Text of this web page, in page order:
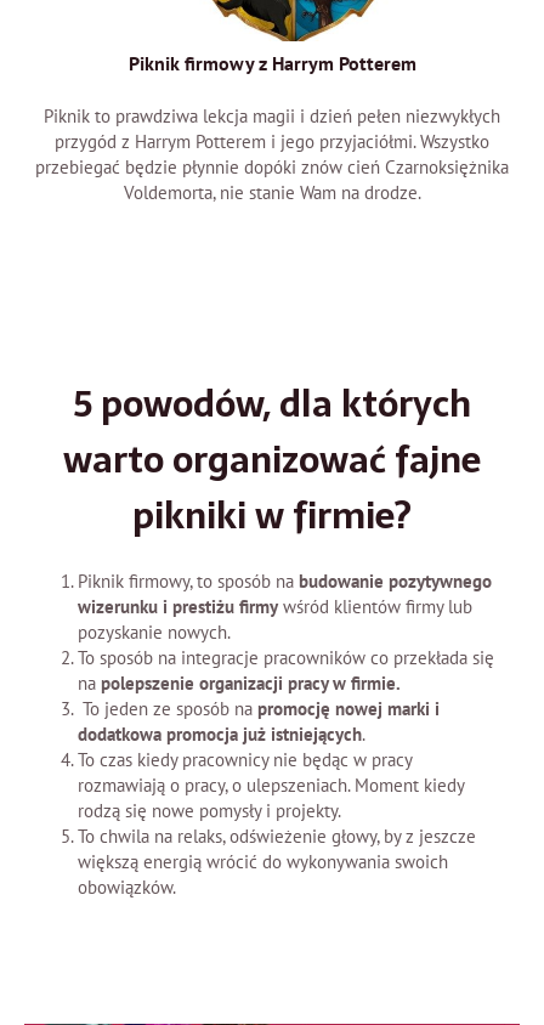
Piknik firmowy z Harrym Potterem
Piknik to prawdziwa lekcja magii i dzień pełen niezwykłych
przygód z Harrym Potterem i jego przyjaciółmi. Wszystko
przebiegać będzie płynnie dopóki znów cień Czarnoksiężnika
Voldemorta, nie stanie Wam na drodze.
5 powodów, dla których
warto organizować fajne
pikniki w firmie?
Piknik firmowy, to sposób na budowanie pozytywnego
wizerunku i prestiżu firmywśród klientów firmy lub
pozyskanie nowych.
To sposób na integracje pracowników co przekłada się
na polepszenie organizacji pracy w firmie.
To jeden ze sposób na promocję nowej marki i
dodatkowa promocja już istniejących.
To czas kiedy pracownicy nie będąc w pracy
rozmawiają o pracy, o ulepszeniach. Moment kiedy
rodzą się nowe pomysły i projekty.
To chwila na relaks, odświeżenie głowy, by z jeszcze
większą energią wrócić do wykonywania swoich
obowiązków.